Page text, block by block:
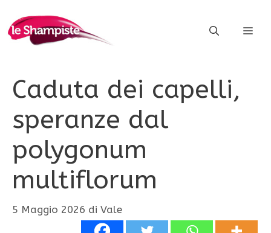
contenuto
Caduta dei capelli,
speranze dal
polygonum
multiflorum
5 Maggio 2026 di Vale